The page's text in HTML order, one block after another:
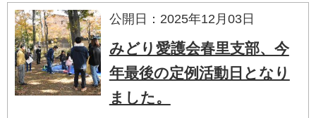
公開日：2025年12月03日
みどり愛護会春里支部、今
年最後の定例活動日となり
ました。